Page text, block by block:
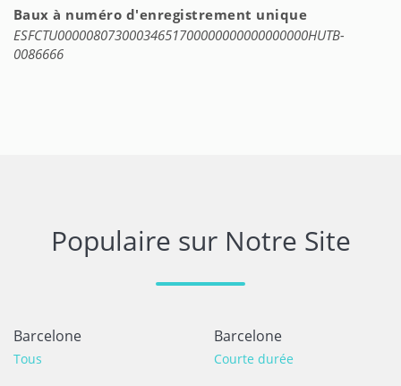
Baux à numéro d'enregistrement unique
ESFCTU00000807300034651700000000000000000HUTB-
0086666
Populaire sur Notre Site
Barcelone
Tous
Barcelone
Courte durée